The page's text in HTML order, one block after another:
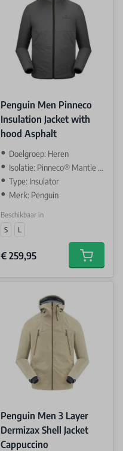
Penguin Men Pinneco
Insulation Jacket with
hood Asphalt
Doelgroep: Heren
Isolatie: Pinneco® Mantle SS 80gsm
Type: Insulator
Merk: Penguin
Beschikbaar in
S
L
€ 259,95 Add to
Penguin Men 3 Layer
Dermizax Shell Jacket
Cappuccino